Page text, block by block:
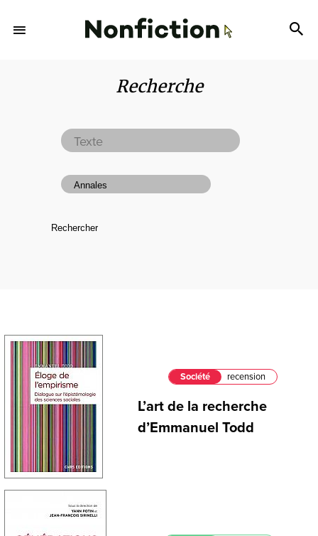
Recherche
Société recension
L’art de la recherche
d’Emmanuel Todd